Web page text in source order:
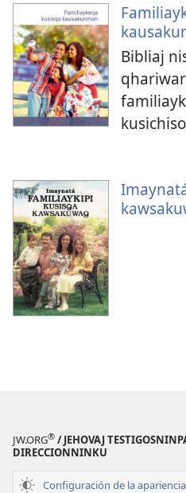
Bibliaj
JW.ORG® / JEHOVAJ
DIRECCIONNINKU
Configuración de la apariencia